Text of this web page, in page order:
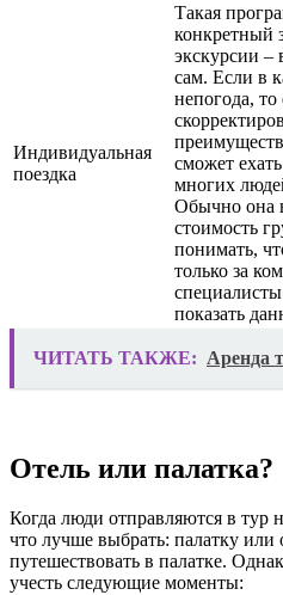
Индивидуальная
поездка
Такая
конкретный
экскурсии –
сам. Если в
непогода,
сможет
многих
Обычно она
стоимость
понимать,
только за
показать
ЧИТАТЬ ТАКЖЕ: Аренда
Отель или палатка?
Когда люди отправляются в тур
что лучше выбрать: палатку или
путешествовать в палатке.
учесть следующие моменты: